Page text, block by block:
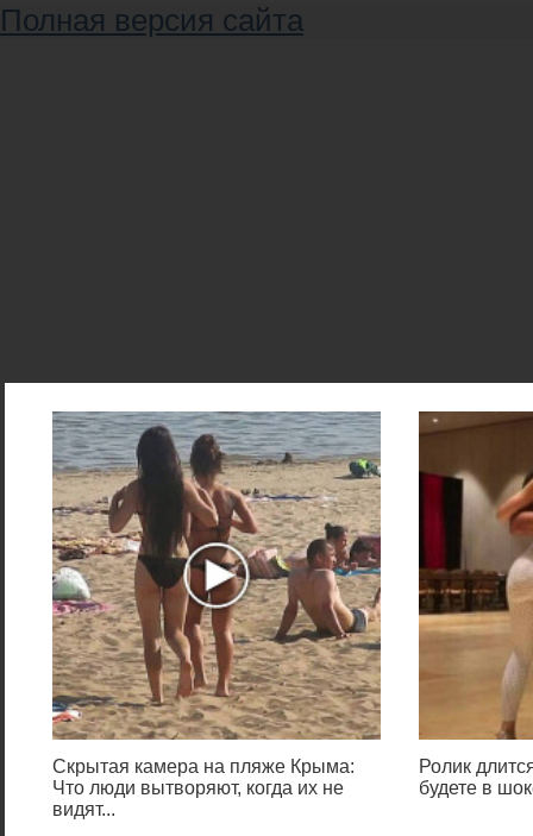
Полная версия сайта
Скрытая камера на пляже Крыма:
Что люди вытворяют, когда их не
видят...
Ролик
будете в